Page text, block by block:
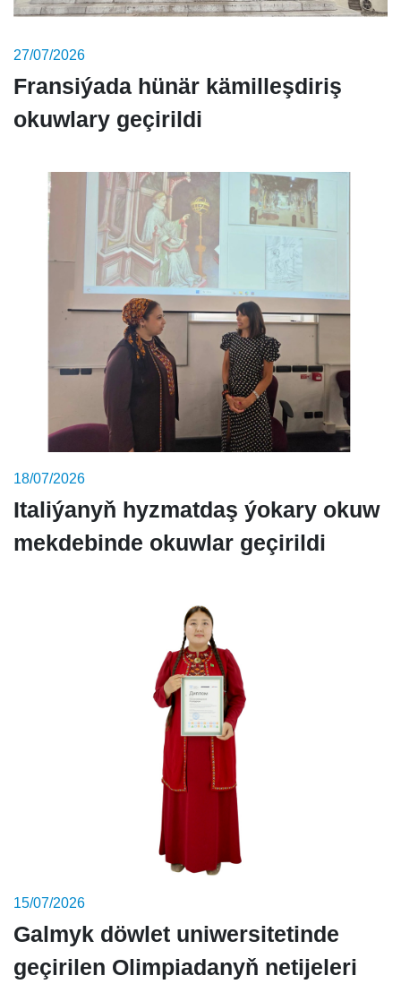
27/07/2026
Fransiýada hünär kämilleşdiriş
okuwlary geçirildi
18/07/2026
Italiýanyň hyzmatdaş ýokary okuw
mekdebinde okuwlar geçirildi
15/07/2026
Galmyk döwlet uniwersitetinde
geçirilen Olimpiadanyň netijeleri